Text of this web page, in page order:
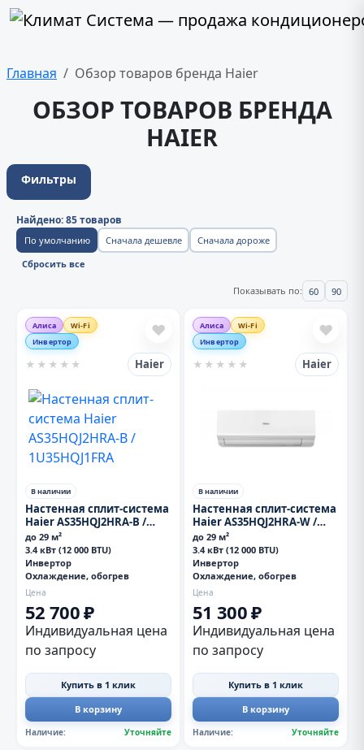
Главная Обзор товаров бренда Haier
ОБЗОР ТОВАРОВ БРЕНДА
HAIER
Фильтры
Найдено: 85 товаров
По умолчанию Сначала дешевле
Сначала дороже
Сбросить все
Показывать по: 60 90
Алиса
Wi-Fi
Инвертор
❤
★ ★ ★ ★ ★ Haier
В наличии
Настенная сплит-система
Haier AS35HQJ2HRA-B /
1U35HQJ1FRA
до 29 м²
3.4 кВт (12 000 BTU)
Инвертор
Охлаждение, обогрев
Цена
52 700 ₽
Индивидуальная цена
по запросу
Купить в 1 клик
В корзину
Наличие: Уточняйте
Алиса
Wi-Fi
Инвертор
❤
★ ★ ★ ★ ★ Haier
В наличии
Настенная сплит-система
Haier AS35HQJ2HRA-W /
1U35HQJ1FRA
до 29 м²
3.4 кВт (12 000 BTU)
Инвертор
Охлаждение, обогрев
Цена
51 300 ₽
Индивидуальная цена
по запросу
Купить в 1 клик
В корзину
Наличие: Уточняйте